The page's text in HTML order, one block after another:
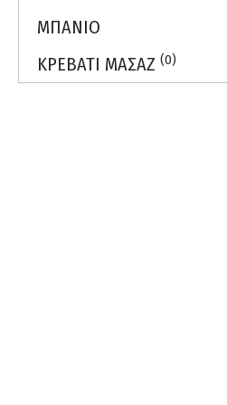
ΜΠΑΝΙΟ
ΚΡΕΒΑΤΙ ΜΑΣΑΖ (0)